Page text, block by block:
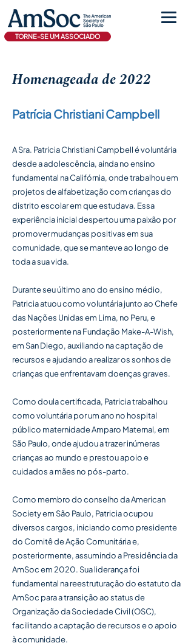
TORNE-SE UM ASSOCIADO
Homenageada de 2022
Patrícia Christiani Campbell
A Sra. Patricia Christiani Campbell é voluntária
desde a adolescência, ainda no ensino
fundamental na Califórnia, onde trabalhou em
projetos de alfabetização com crianças do
distrito escolar em que estudava. Essa
experiência inicial despertou uma paixão por
promover mudanças positivas em sua
comunidade, que se manteve ao longo de
toda a sua vida.
Durante seu último ano do ensino médio,
Patricia atuou como voluntária junto ao Chefe
das Nações Unidas em Lima, no Peru, e
posteriormente na Fundação Make-A-Wish,
em San Diego, auxiliando na captação de
recursos e ajudando a realizar os sonhos de
crianças que enfrentavam doenças graves.
Como doula certificada, Patricia trabalhou
como voluntária por um ano no hospital
público maternidade Amparo Maternal, em
São Paulo, onde ajudou a trazer inúmeras
crianças ao mundo e prestou apoio e
cuidados a mães no pós-parto.
Como membro do conselho da American
Society em São Paulo, Patricia ocupou
diversos cargos, iniciando como presidente
do Comitê de Ação Comunitária e,
posteriormente, assumindo a Presidência da
AmSoc em 2020. Sua liderança foi
fundamental na reestruturação do estatuto da
AmSoc para a transição ao status de
Organização da Sociedade Civil (OSC),
facilitando a captação de recursos e o apoio
à comunidade.